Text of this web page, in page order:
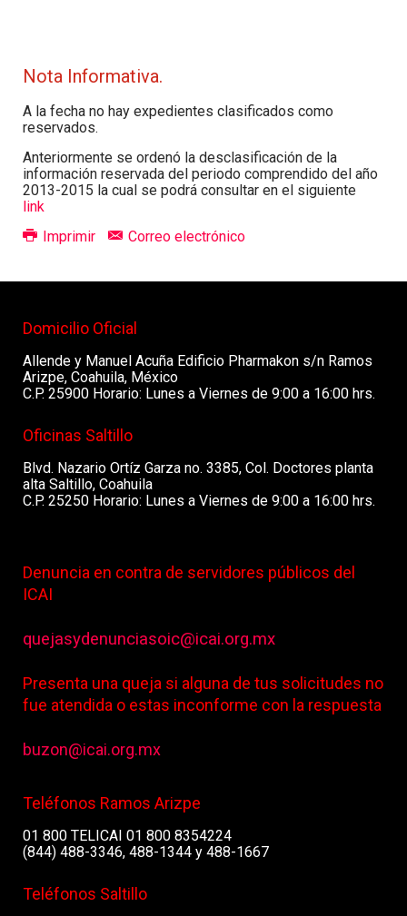
Nota Informativa.
A la fecha no hay expedientes clasificados como
reservados.
Anteriormente se ordenó la desclasificación de la
información reservada del periodo comprendido del año
2013-2015 la cual se podrá consultar en el siguiente
link
Imprimir
Correo electrónico
Domicilio Oficial
Allende y Manuel Acuña Edificio Pharmakon s/n Ramos
Arizpe, Coahuila, México
C.P. 25900 Horario: Lunes a Viernes de 9:00 a 16:00 hrs.
Oficinas Saltillo
Blvd. Nazario Ortíz Garza no. 3385, Col. Doctores planta
alta Saltillo, Coahuila
C.P. 25250 Horario: Lunes a Viernes de 9:00 a 16:00 hrs.
Denuncia en contra de servidores públicos del
ICAI
quejasydenunciasoic@icai.org.mx
Presenta una queja si alguna de tus solicitudes no
fue atendida o estas inconforme con la respuesta
buzon@icai.org.mx
Teléfonos Ramos Arizpe
01 800 TELICAI 01 800 8354224
(844) 488-3346, 488-1344 y 488-1667
Teléfonos Saltillo